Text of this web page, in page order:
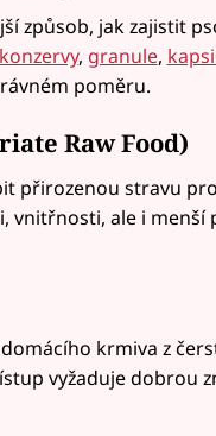
způsob, jak zajistit
konzervy, granule,
poměru.
Raw Food)
přirozenou stravu
vnitřnosti, ale i menší
krmiva z
vyžaduje dobrou